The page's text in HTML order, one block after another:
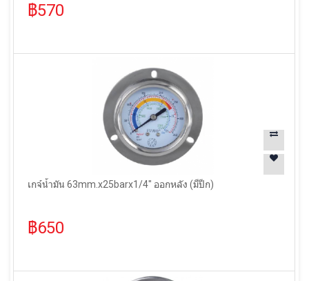
฿570
เกจ์น้ำมัน 63mm.x25barx1/4" ออกหลัง (มีปีก)
฿650